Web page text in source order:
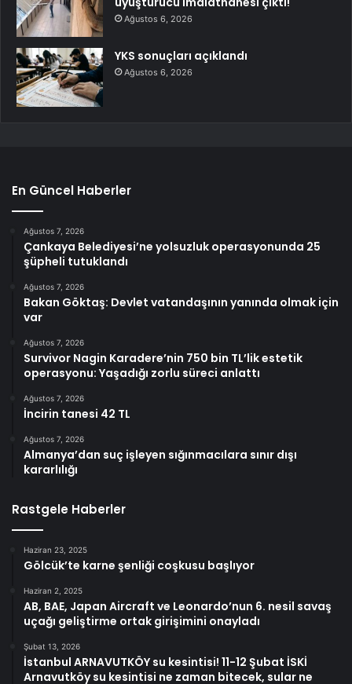
Ağustos 6, 2026
YKS sonuçları açıklandı
Ağustos 6, 2026
En Güncel Haberler
Ağustos 7, 2026
Çankaya Belediyesi’ne yolsuzluk operasyonunda 25
şüpheli tutuklandı
Ağustos 7, 2026
Bakan Göktaş: Devlet vatandaşının yanında olmak için
var
Ağustos 7, 2026
Survivor Nagin Karadere’nin 750 bin TL’lik estetik
operasyonu: Yaşadığı zorlu süreci anlattı
Ağustos 7, 2026
İncirin tanesi 42 TL
Ağustos 7, 2026
Almanya’dan suç işleyen sığınmacılara sınır dışı
kararlılığı
Rastgele Haberler
Haziran 23, 2025
Gölcük’te karne şenliği coşkusu başlıyor
Haziran 2, 2025
AB, BAE, Japan Aircraft ve Leonardo’nun 6. nesil savaş
uçağı geliştirme ortak girişimini onayladı
Şubat 13, 2026
İstanbul ARNAVUTKÖY su kesintisi! 11-12 Şubat İSKİ
Arnavutköy su kesintisi ne zaman bitecek, sular ne